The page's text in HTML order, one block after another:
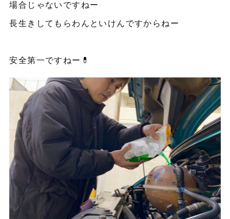
場合じゃないですねー
長生きしてもらわんといけんですからねー
安全第一ですねー💊